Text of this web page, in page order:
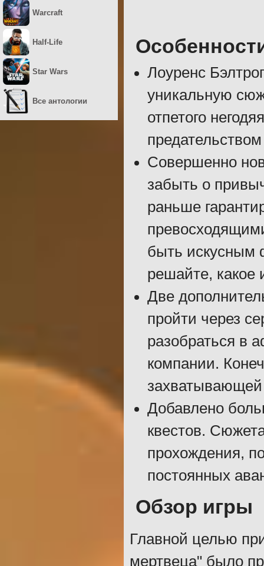
Лоуренс
уникальную
отпетого
Совершенно
забыть о
раньше
быть искусным
решайте, какое
Две
пройти через
разобраться в
компании.
захватывающей
Добавлено
квестов.
прохождения,
постоянных
Обзор игры
Главной целью
мертвеца" было
Warcraft
Half-Life
Star Wars
Все антологии